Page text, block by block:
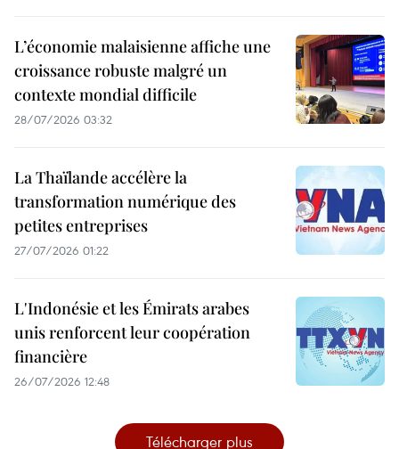
L’économie malaisienne affiche une
croissance robuste malgré un
contexte mondial difficile
28/07/2026 03:32
La Thaïlande accélère la
transformation numérique des
petites entreprises
27/07/2026 01:22
L'Indonésie et les Émirats arabes
unis renforcent leur coopération
financière
26/07/2026 12:48
Télécharger plus